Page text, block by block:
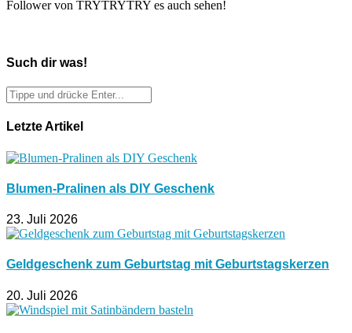
Follower von TRYTRYTRY es auch sehen!
Such dir was!
Letzte Artikel
Blumen-Pralinen als DIY Geschenk
23. Juli 2026
Geldgeschenk zum Geburtstag mit Geburtstagskerzen
20. Juli 2026